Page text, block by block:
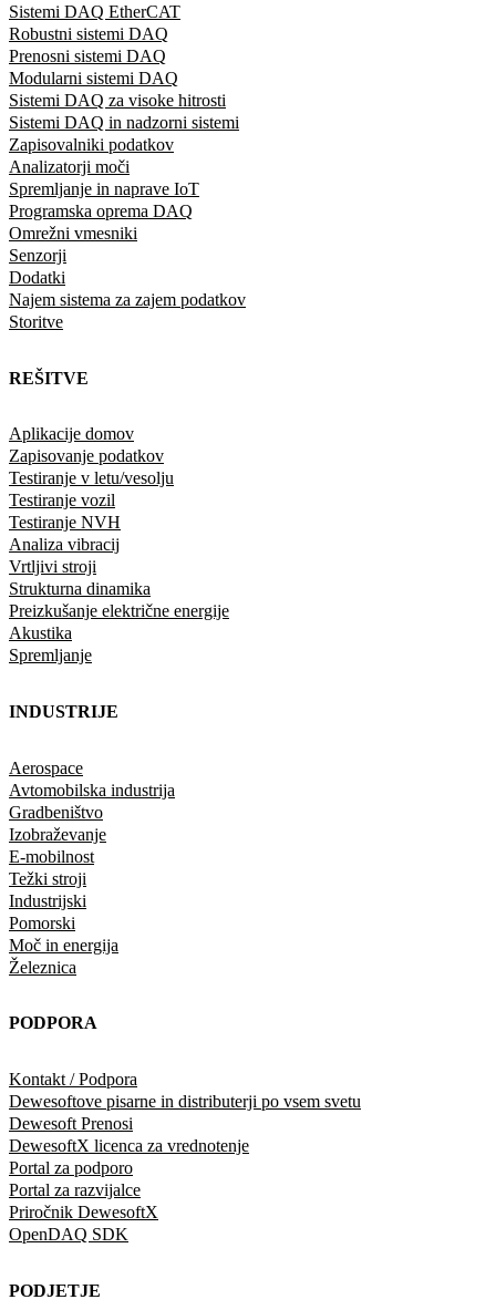
Sistemi DAQ EtherCAT
Robustni sistemi DAQ
Prenosni sistemi DAQ
Modularni sistemi DAQ
Sistemi DAQ za visoke hitrosti
Sistemi DAQ in nadzorni sistemi
Zapisovalniki podatkov
Analizatorji moči
Spremljanje in naprave IoT
Programska oprema DAQ
Omrežni vmesniki
Senzorji
Dodatki
Najem sistema za zajem podatkov
Storitve
REŠITVE
Aplikacije domov
Zapisovanje podatkov
Testiranje v letu/vesolju
Testiranje vozil
Testiranje NVH
Analiza vibracij
Vrtljivi stroji
Strukturna dinamika
Preizkušanje električne energije
Akustika
Spremljanje
INDUSTRIJE
Aerospace
Avtomobilska industrija
Gradbeništvo
Izobraževanje
E-mobilnost
Težki stroji
Industrijski
Pomorski
Moč in energija
Železnica
PODPORA
Kontakt / Podpora
Dewesoftove pisarne in distributerji po vsem svetu
Dewesoft Prenosi
DewesoftX licenca za vrednotenje
Portal za podporo
Portal za razvijalce
Priročnik DewesoftX
OpenDAQ SDK
PODJETJE